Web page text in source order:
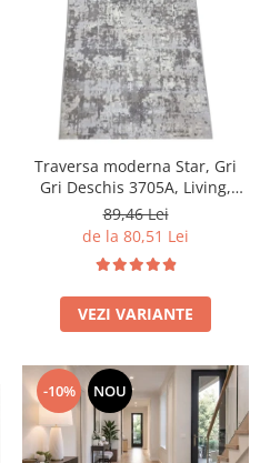
Traversa moderna Star, Gri
Gri Deschis 3705A, Living,
Dormitor, Hol, 80 x 250 cm
89,46 Lei
de la 80,51 Lei
VEZI VARIANTE
-10% NOU